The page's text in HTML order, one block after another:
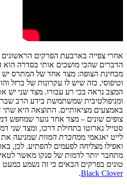
אחרי צפייה בארבעת הפרקים
הדברים שהכי מושכים אותי בסדרה
מבחינת הצופה: מצד אחד של המתרס יש
וטיפוסי, כזה שיש לו עקרונות של ברזל
המצב נראה בכי רע עבורו. מצד שני יש
ומניפולטיבית שמשתמשת בידע הרב
באמצעים מציאותיים. התוצאה היא שתי
צופים שונים – מצד אחד נוער שמחפש
סטייל נארוטו בתחילת דרכו, ומצד שני
לייט יאגאמי ממחברת המוות שמניעה את
ואפילו מצליחה לפעמים להפתיע. לכן,
מתחבר יותר לדמות של סנקו מאשר
טונים בפרקים הבאים כי זה נשמע
Black Clover
.